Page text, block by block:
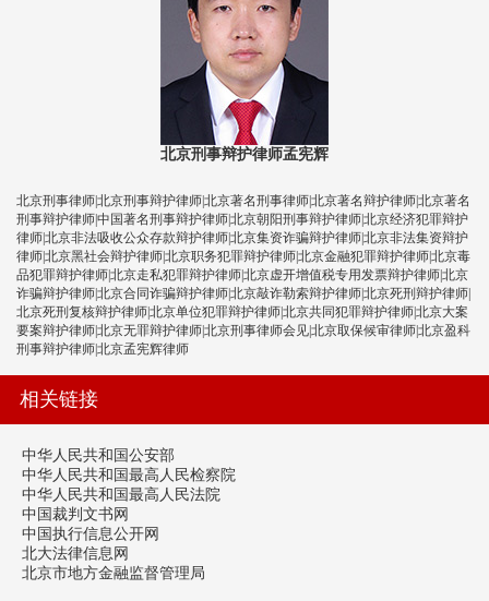
北京刑事辩护律师孟宪辉
北京刑事律师|北京刑事辩护律师|北京著名刑事律师|北京著名辩护律师|北京著名
刑事辩护律师|中国著名刑事辩护律师|北京朝阳刑事辩护律师|北京经济犯罪辩护
律师|北京非法吸收公众存款辩护律师|北京集资诈骗辩护律师|北京非法集资辩护
律师|北京黑社会辩护律师|北京职务犯罪辩护律师|北京金融犯罪辩护律师|北京毒
品犯罪辩护律师|北京走私犯罪辩护律师|北京虚开增值税专用发票辩护律师|北京
诈骗辩护律师|北京合同诈骗辩护律师|北京敲诈勒索辩护律师|北京死刑辩护律师|
北京死刑复核辩护律师|北京单位犯罪辩护律师|北京共同犯罪辩护律师|北京大案
要案辩护律师|北京无罪辩护律师|北京刑事律师会见|北京取保候审律师|北京盈科
刑事辩护律师|北京孟宪辉律师
相关链接
中华人民共和国公安部
中华人民共和国最高人民检察院
中华人民共和国最高人民法院
中国裁判文书网
中国执行信息公开网
北大法律信息网
北京市地方金融监督管理局